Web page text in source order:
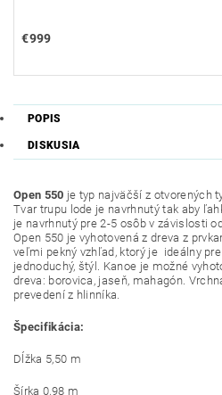
€999
POPIS
DISKUSIA
Open 550 je typ najväčší z otvorených
Tvar trupu lode je navrhnutý tak aby
je navrhnutý pre 2-5 osôb v závislosti
Open 550 je vyhotovená z dreva z
veľmi pekný vzhľad, ktorý je ideálny
jednoduchý, štýl. Kanoe je možné
dreva: borovica, jaseň, mahagón.
prevedení z hlinníka.
Špecifikácia:
Dĺžka 5,50 m
Šírka 0,98 m